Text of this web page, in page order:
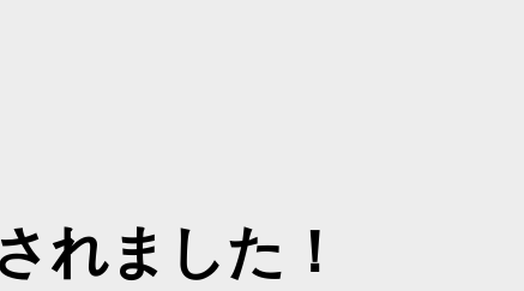
れました！